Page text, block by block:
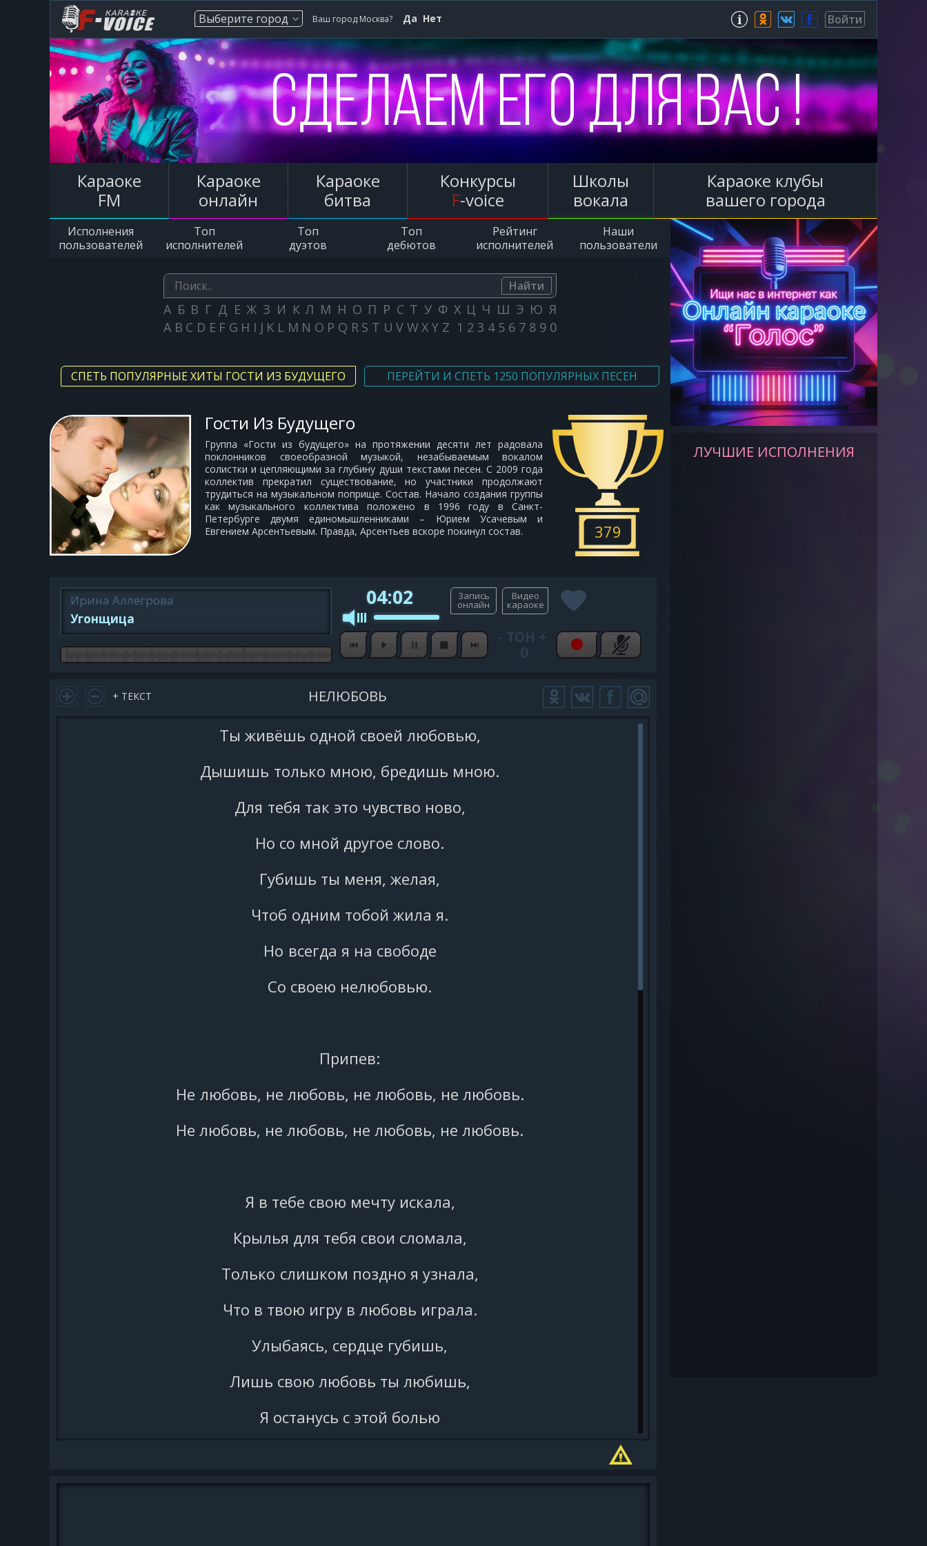
Зарегистрироваться
Выберите город Ваш город Москва? Да Нет Войти
Караоке
FM
Караоке
онлайн
Караоке
битва
Конкурсы
F-voice
Школы
вокала
Караоке клубы
вашего города
Исполнения
пользователей
Топ
исполнителей
Топ
дуэтов
Топ
дебютов
Рейтинг
исполнителей
Наши
пользователи
Найти
А Б В Г Д Е Ж З И К Л М Н О П Р С Т У Ф Х Ц Ч Ш Э Ю Я
A B C D E F G H I J K L M N O P Q R S T U V W X Y Z 1 2 3 4 5 6 7 8 9 0
СПЕТЬ ПОПУЛЯРНЫЕ ХИТЫ ГОСТИ ИЗ БУДУЩЕГО ПЕРЕЙТИ И СПЕТЬ 1250 ПОПУЛЯРНЫХ ПЕСЕН
Гости Из Будущего
Группа «Гости из будущего» на протяжении десяти лет радовала
поклонников своеобразной музыкой, незабываемым вокалом
солистки и цепляющими за глубину души текстами песен. С 2009 года
коллектив прекратил существование, но участники продолжают
трудиться на музыкальном поприще. Состав. Начало создания группы
как музыкального коллектива положено в 1996 году в Санкт-
Петербурге двумя единомышленниками – Юрием Усачевым и
Евгением Арсентьевым. Правда, Арсентьев вскоре покинул состав.
379
Ирина Аллегрова
Угонщица
04:02
- ТОН +
0
+ ТЕКСТ НЕЛЮБОВЬ
Ты живёшь одной своей любовью,
Дышишь только мною, бредишь мною.
Для тебя так это чувство ново,
Но со мной другое слово.
Губишь ты меня, желая,
Чтоб одним тобой жила я.
Но всегда я на свободе
Со своею нелюбовью.
Припев:
Не любовь, не любовь, не любовь, не любовь.
Не любовь, не любовь, не любовь, не любовь.
Я в тебе свою мечту искала,
Крылья для тебя свои сломала,
Только слишком поздно я узнала,
Что в твою игру в любовь играла.
Улыбаясь, сердце губишь,
Лишь свою любовь ты любишь,
Я останусь с этой болью
ЛУЧШИЕ ИСПОЛНЕНИЯ